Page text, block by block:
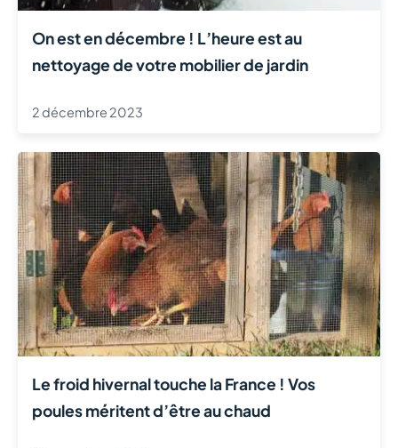
On est en décembre ! L’heure est au
nettoyage de votre mobilier de jardin
2 décembre 2023
Le froid hivernal touche la France ! Vos
poules méritent d’être au chaud